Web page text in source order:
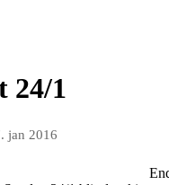
24/1
jan 2016